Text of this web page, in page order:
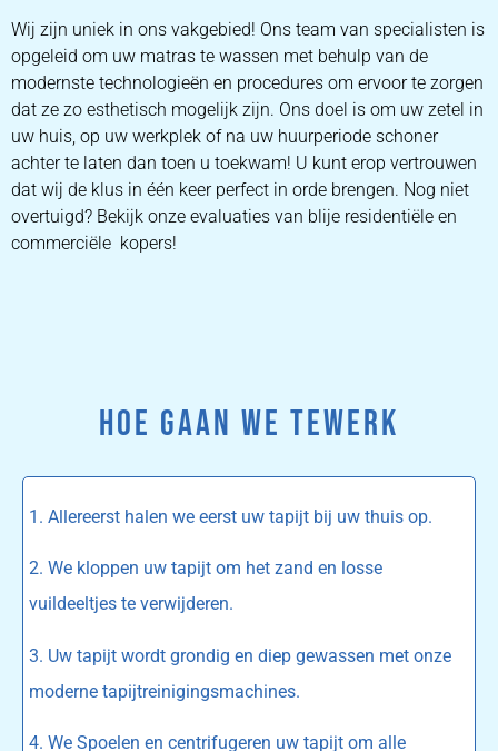
Wij zijn uniek in ons vakgebied! Ons team van specialisten is
opgeleid om uw matras te wassen met behulp van de
modernste technologieën en procedures om ervoor te zorgen
dat ze zo esthetisch mogelijk zijn. Ons doel is om uw zetel in
uw huis, op uw werkplek of na uw huurperiode schoner
achter te laten dan toen u toekwam! U kunt erop vertrouwen
dat wij de klus in één keer perfect in orde brengen. Nog niet
overtuigd? Bekijk onze evaluaties van blije residentiële en
commerciële kopers!
HOE GAAN WE TEWERK
1. Allereerst halen we eerst uw tapijt bij uw thuis op.
2. We kloppen uw tapijt om het zand en losse
vuildeeltjes te verwijderen.
3. Uw tapijt wordt grondig en diep gewassen met onze
moderne tapijtreinigingsmachines.
4. We Spoelen en centrifugeren uw tapijt om alle